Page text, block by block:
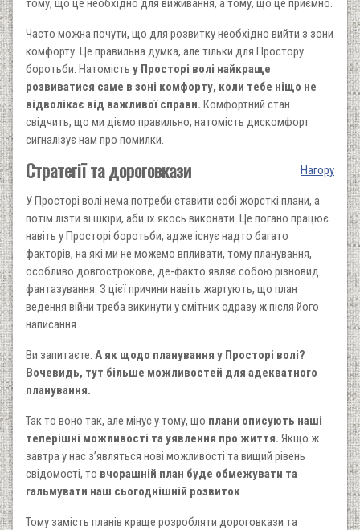
тому, що це необхідно для виживання, а тому, що це приємно.
Часто можна почути, що для розвитку необхідно вийти з зони
комфорту. Це правильна думка, але тільки для Простору
боротьби. Натомість у Просторі волі найкраще
розвиватися саме в зоні комфорту, коли тебе ніщо не
відволікає від важливої справи. Комфортний стан
свідчить, що ми діємо правильно, натомість дискомфорт
сигналізує нам про помилки.
Нагору
Стратегії та дороговкази
У Просторі волі нема потреби ставити собі жорсткі плани, а
потім лізти зі шкіри, аби їх якось виконати. Це погано працює
навіть у Просторі боротьби, адже існує надто багато
факторів, на які ми не можемо впливати, тому планування,
особливо довгострокове, де-факто являє собою різновид
фантазування. З цієї причини навіть жартують, що план
ведення війни треба викинути у смітник одразу ж після його
написання.
Ви запитаєте: А як щодо планування у Просторі волі?
Вочевидь, тут більше можливостей для адекватного
планування.
Так то воно так, але мінус у тому, що плани описують наші
теперішні можливості та уявлення про життя. Якщо ж
завтра у нас з’являться нові можливості та вищий рівень
свідомості, то вчорашній план буде обмежувати та
гальмувати наш сьогоднішній розвиток.
Тому замість планів краще розробляти дороговкази та